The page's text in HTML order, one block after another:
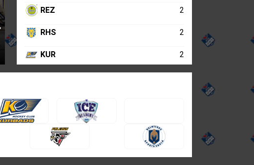
REZ 2
RHS 2
KUR 2
MOG
DSS